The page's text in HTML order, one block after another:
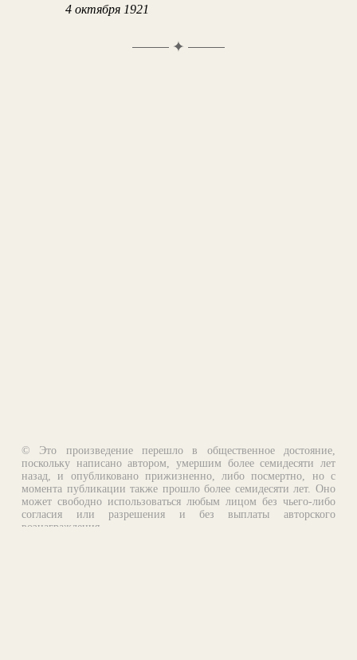
4 октября 1921
✦
© Это произведение перешло в общественное достояние,
поскольку написано автором, умершим более семидесяти лет
назад, и опубликовано прижизненно, либо посмертно, но с
момента публикации также прошло более семидесяти лет. Оно
может свободно использоваться любым лицом без чьего-либо
согласия или разрешения и без выплаты авторского
вознаграждения.